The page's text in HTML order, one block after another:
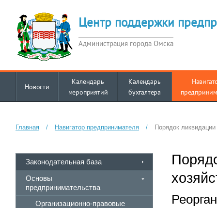
Центр поддержки
Администрация города Омска
Новости
Календарь
мероприятий
Календарь
бухгалтера
Главная / Навигатор предпринимателя / Порядок
Законодательная база
Основы
предпринимательства
Организационно-правовые